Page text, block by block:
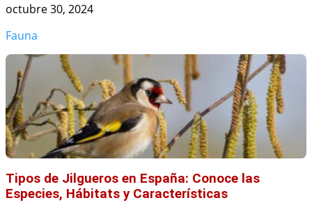
octubre 30, 2024
Fauna
Tipos de Jilgueros en España: Conoce las
Especies, Hábitats y Características